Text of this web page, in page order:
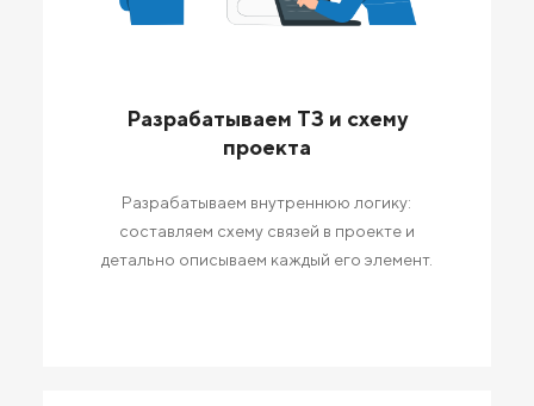
Разрабатываем ТЗ и схему
проекта
Разрабатываем внутреннюю логику:
составляем схему связей в проекте и
детально описываем каждый его элемент.